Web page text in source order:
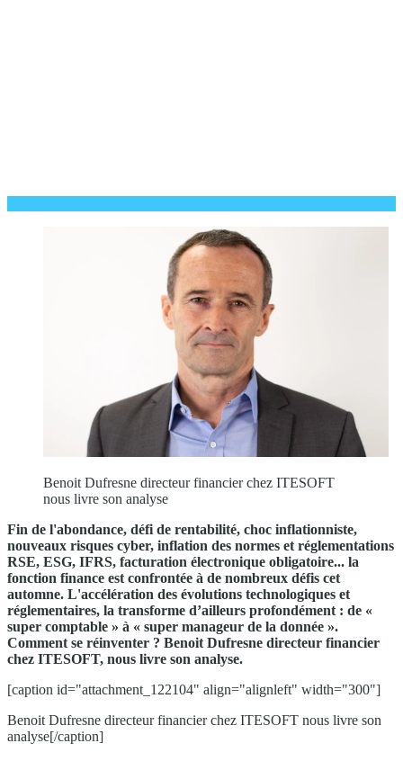
Benoit Dufresne directeur financier chez ITESOFT
nous livre son analyse
Fin de l'abondance, défi de rentabilité, choc inflationniste,
nouveaux risques cyber, inflation des normes et réglementations
RSE, ESG, IFRS, facturation électronique obligatoire... la
fonction finance est confrontée à de nombreux défis cet
automne. L'accélération des évolutions technologiques et
réglementaires, la transforme d’ailleurs profondément : de «
super comptable » à « super manageur de la donnée ».
Comment se réinventer ? Benoit Dufresne directeur financier
chez ITESOFT, nous livre son analyse.
[caption id="attachment_122104" align="alignleft" width="300"]
Benoit Dufresne directeur financier chez ITESOFT nous livre son
analyse[/caption]